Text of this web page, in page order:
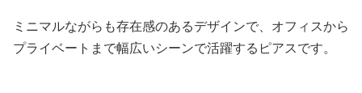
ミニマルながらも存在感のあるデザインで、オフィスから
プライベートまで幅広いシーンで活躍するピアスです。